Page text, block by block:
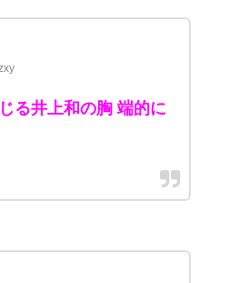
る井上和の胸 端的に